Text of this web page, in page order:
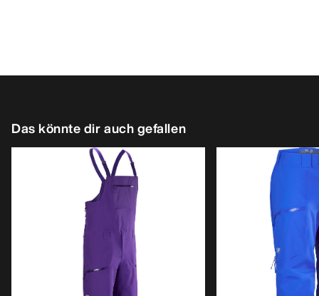
Das könnte dir auch gefallen